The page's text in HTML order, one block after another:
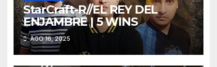
StarCraft-R//EL REY DEL
ENJAMBRE | 5 WINS
AGO 16, 2025